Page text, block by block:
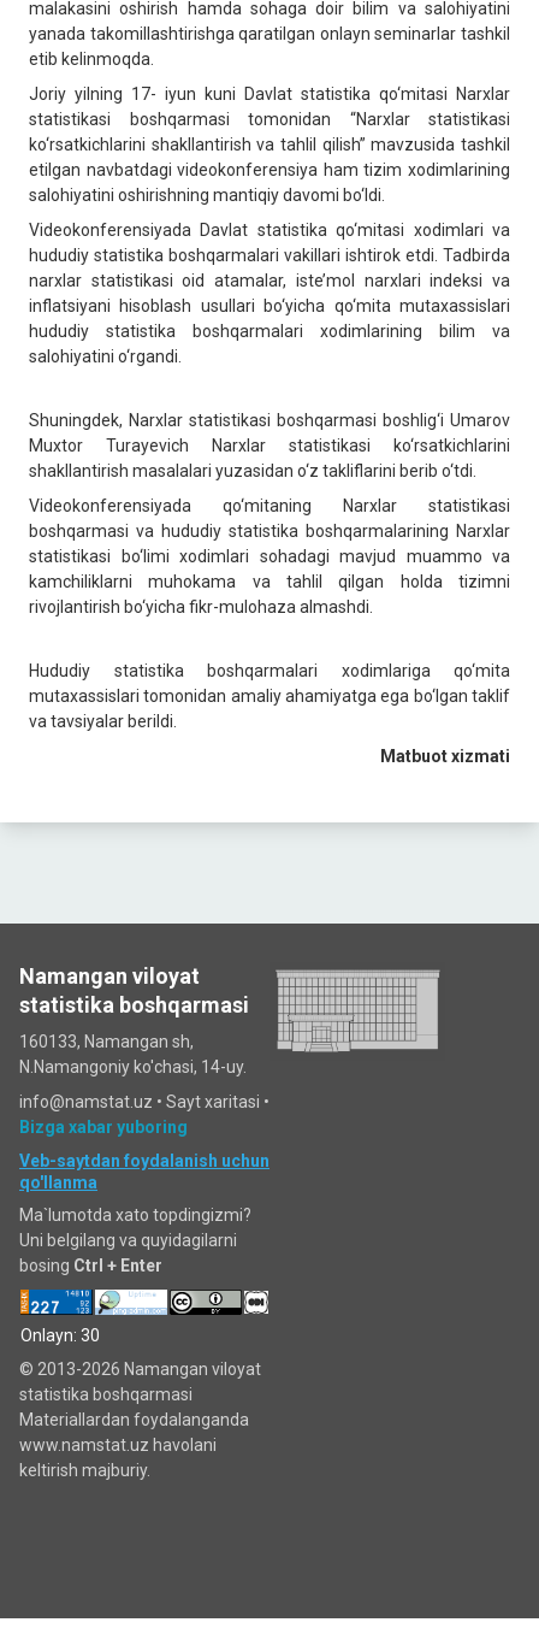
malakasini oshirish hamda sohaga doir bilim va salohiyatini
yanada takomillashtirishga qaratilgan onlayn seminarlar tashkil
etib kelinmoqda.
Joriy yilning 17- iyun kuni Davlat statistika qo‘mitasi Narxlar
statistikasi boshqarmasi tomonidan “Narxlar statistikasi
ko‘rsatkichlarini shakllantirish va tahlil qilish” mavzusida tashkil
etilgan navbatdagi videokonferensiya ham tizim xodimlarining
salohiyatini oshirishning mantiqiy davomi bo‘ldi.
Videokonferensiyada Davlat statistika qo‘mitasi xodimlari va
hududiy statistika boshqarmalari vakillari ishtirok etdi. Tadbirda
narxlar statistikasi oid atamalar, iste’mol narxlari indeksi va
inflatsiyani hisoblash usullari bo‘yicha qo‘mita mutaxassislari
hududiy statistika boshqarmalari xodimlarining bilim va
salohiyatini o‘rgandi.
Shuningdek, Narxlar statistikasi boshqarmasi boshlig‘i Umarov
Muxtor Turayevich Narxlar statistikasi ko‘rsatkichlarini
shakllantirish masalalari yuzasidan o‘z takliflarini berib o‘tdi.
Videokonferensiyada qo‘mitaning Narxlar statistikasi
boshqarmasi va hududiy statistika boshqarmalarining Narxlar
statistikasi bo‘limi xodimlari sohadagi mavjud muammo va
kamchiliklarni muhokama va tahlil qilgan holda tizimni
rivojlantirish bo‘yicha fikr-mulohaza almashdi.
Hududiy statistika boshqarmalari xodimlariga qo‘mita
mutaxassislari tomonidan amaliy ahamiyatga ega bo‘lgan taklif
va tavsiyalar berildi.
Matbuot xizmati
Namangan viloyat
statistika boshqarmasi
160133, Namangan sh,
N.Namangoniy ko'chasi, 14-uy.
info@namstat.uz • Sayt xaritasi •
Bizga xabar yuboring
Veb-saytdan foydalanish uchun
qo'llanma
Ma`lumotda xato topdingizmi?
Uni belgilang va quyidagilarni
bosing Ctrl + Enter
Onlayn: 30
© 2013-2026 Namangan viloyat
statistika boshqarmasi
Materiallardan foydalanganda
www.namstat.uz havolani
keltirish majburiy.